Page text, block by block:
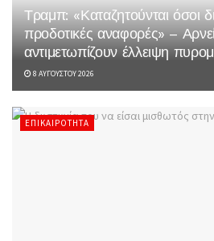
Τραμπ: «Καταζητούνται όσοι
προδοτικές αναφορές» –
αντιμετωπίζουν έλλειψη
8 ΑΥΓΟΎΣΤΟΥ 2026
ΕΠΙΚΑΙΡΌΤΗΤΑ